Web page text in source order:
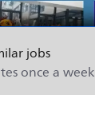
jobs
once a week
(Required)